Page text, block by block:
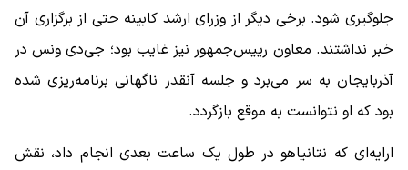
جلوگیری شود. برخی دیگر از وزرای ارشد کابینه حتی از برگزاری آن
خبر نداشتند. معاون رییس‌جمهور نیز غایب بود؛ جی‌دی ونس در
آذربایجان به سر می‌برد و جلسه آنقدر ناگهانی برنامه‌ریزی شده
بود که او نتوانست به‌ موقع بازگردد.
ارایه‌ای که نتانیاهو در طول یک ساعت بعدی انجام داد، نقش